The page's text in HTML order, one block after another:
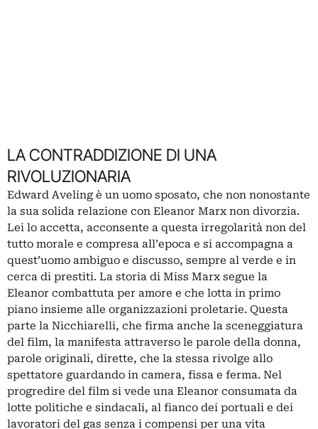
LA CONTRADDIZIONE DI UNA
RIVOLUZIONARIA
Edward Aveling è un uomo sposato, che non nonostante
la sua solida relazione con Eleanor Marx non divorzia.
Lei lo accetta, acconsente a questa irregolarità non del
tutto morale e compresa all’epoca e si accompagna a
quest’uomo ambiguo e discusso, sempre al verde e in
cerca di prestiti. La storia di Miss Marx segue la
Eleanor combattuta per amore e che lotta in primo
piano insieme alle organizzazioni proletarie. Questa
parte la Nicchiarelli, che firma anche la sceneggiatura
del film, la manifesta attraverso le parole della donna,
parole originali, dirette, che la stessa rivolge allo
spettatore guardando in camera, fissa e ferma. Nel
progredire del film si vede una Eleanor consumata da
lotte politiche e sindacali, al fianco dei portuali e dei
lavoratori del gas senza i compensi per una vita